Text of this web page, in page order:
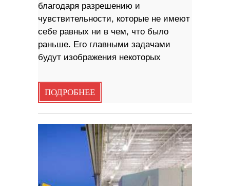
благодаря разрешению и
чувствительности, которые не имеют
себе равных ни в чем, что было
раньше. Его главными задачами
будут изображения некоторых
ПОДРОБНЕЕ